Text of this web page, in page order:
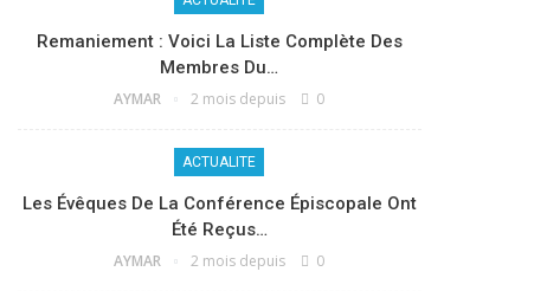
Remaniement : Voici La Liste Complète Des
Membres Du…
AYMAR 2 mois depuis 0
ACTUALITE
Les Évêques De La Conférence Épiscopale Ont
Été Reçus…
AYMAR 2 mois depuis 0